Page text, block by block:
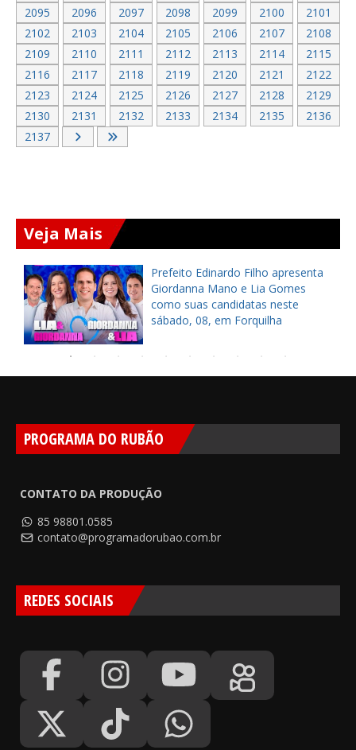
2095
2096 2097 2098 2099 2100
2101
2102
2103 2104 2105 2106 2107
2108
2109
2110 2111 2112 2113 2114
2115
2116
2117 2118 2119 2120 2121
2122
2123
2124 2125 2126 2127 2128
2129
2130
2131 2132 2133 2134 2135
2136
2137
Veja Mais
Prefeito de Caucaia, Naumi
Amorim, anuncia regulamentação
de nível superior e entrega
fardamentos a agentes da AMT
PROGRAMA DO RUBÃO
CONTATO DA PRODUÇÃO
85 98801.0585
contato@programadorubao.com.br
REDES SOCIAIS